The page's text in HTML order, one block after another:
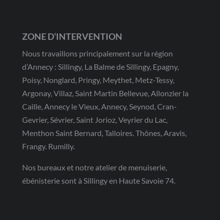
ZONE D’INTERVENTION
Nous travaillons principalement sur la région
d’Annecy : Sillingy, La Balme de Sillingy, Epagny,
Poisy, Nonglard, Pringy, Meythet, Metz-Tessy,
Argonay, Villaz, Saint Martin Bellevue, Allonzier la
Caille, Annecy le Vieux, Annecy, Seynod, Cran-
Gevrier, Sévrier, Saint Jorioz, Veyrier du Lac,
Menthon Saint Bernard, Talloires. Thônes, Aravis,
Frangy. Rumilly.
Nos bureaux et notre atelier de menuiserie,
ébénisterie sont à Sillingy en Haute Savoie 74.